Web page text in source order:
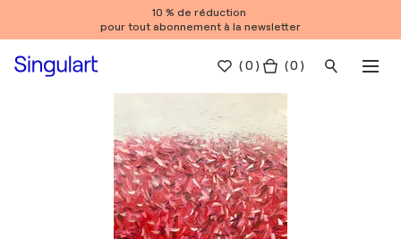
10 % de réduction
pour tout abonnement à la newsletter
(0 ) ( 0 )